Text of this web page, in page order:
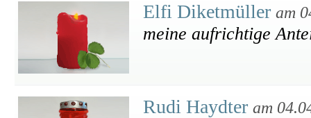
Elfi Diketmüller am
meine aufrichtige
Rudi Haydter am